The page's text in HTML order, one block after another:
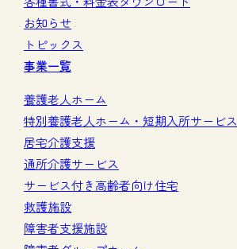
お知らせ
トピックス
事業一覧
養護老人ホーム
特別養護老人ホーム・短期入所サービス
居宅介護支援
通所介護サービス
サービス付き高齢者向け住宅
救護施設
障害者支援施設